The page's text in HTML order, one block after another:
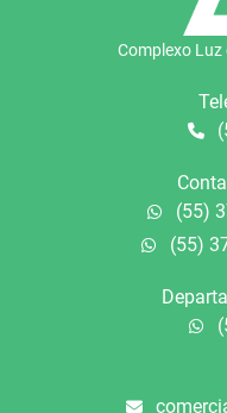
Complexo Luz
(55)
(55)